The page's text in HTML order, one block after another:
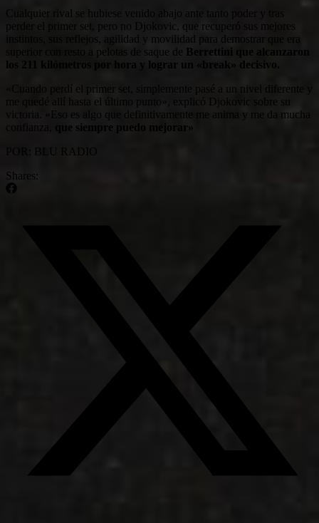
Cualquier rival se hubiese venido abajo ante tanto poder y tras
perder el primer set, pero no Djokovic, que recuperó sus mejores
instintos, sus reflejos, agilidad y movilidad para demostrar que era
superior con resto a pelotas de saque de Berrettini que alcanzaron
los 211 kilómetros por hora y lograr un «break» decisivo.
«Cuando perdí el primer set, simplemente pasé a un nivel diferente y
me quedé allí hasta el último punto», explicó Djokovic sobre su
victoria. «Eso es algo que definitivamente me anima y me da mucha
confianza,
que siempre puedo mejorar»
POR: BLU RADIO
Shares: